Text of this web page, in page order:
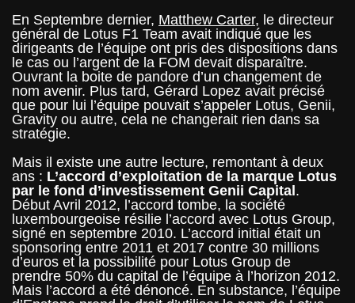
En Septembre dernier, Matthew Carter, le directeur
général de Lotus F1 Team avait indiqué que les
dirigeants de l’équipe ont pris des dispositions dans
le cas ou l’argent de la FOM devait disparaître.
Ouvrant la boite de pandore d’un changement de
nom avenir. Plus tard, Gérard Lopez avait précisé
que pour lui l’équipe pouvait s’appeler Lotus, Genii,
Gravity ou autre, cela ne changerait rien dans sa
stratégie.
Mais il existe une autre lecture, remontant à deux
ans : L’accord d’exploitation de la marque Lotus
par le fond d’investissement Genii Capital.
Début Avril 2012, l’accord tombe, la société
luxembourgeoise résilie l’accord avec Lotus Group,
signé en septembre 2010. L’accord initial était un
sponsoring entre 2011 et 2017 contre 30 millions
d’euros et la possibilité pour Lotus Group de
prendre 50% du capital de l’équipe à l’horizon 2012.
Mais l’accord a été dénoncé. En substance, l’équipe